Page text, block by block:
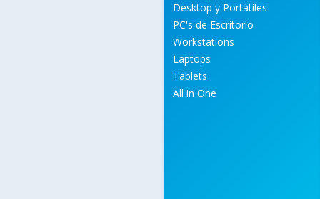
Desktop y Portátiles
PC's de Escritorio
Workstations
Laptops
Tablets
All in One